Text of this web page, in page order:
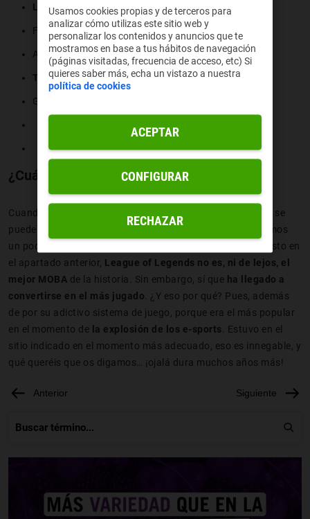
League of Legends
Fractured Space
Arena of Valor
The Elder Scrolls online: Greymoor
Guardianes de la Tierra Media
¿Cuál es el MOBA más jugado?
Cuando se dice que algo es ‘lo mejor de la historia’, nunca se
puede ser completamente objetivo. Sin embargo, si afinamos
un poco más, la cosa cambia. Como os hemos contado visto en
el apartado anterior, League of Legends no es, ni de lejos, el
mejor MOBA de la historia. Sin embargo, sí que ha llegado a
convertirse en el más jugado . ¿Y eso por qué? Pues, además
de por su adictivo sistema de juego, porque era el más popular
en el momento de la explosión de los e-sports . Estuvo en el
sitio indicado en el momento más adecuado, eso es innegable, y
qué queréis que os digamos… ¡ojalá dura muchos años más!
Anterior Siguiente
Usamos cookies propias y de terceros para
analizar cómo utilizas este sitio web y
personalizar los contenidos y anuncios que te
mostramos en base a tus hábitos de navegación
(páginas visitadas, frecuencia de acceso, etc) Si
quieres saber más, echa un vistazo a nuestra
política de cookies
RECHAZAR
ACEPTAR
CONFIGURAR